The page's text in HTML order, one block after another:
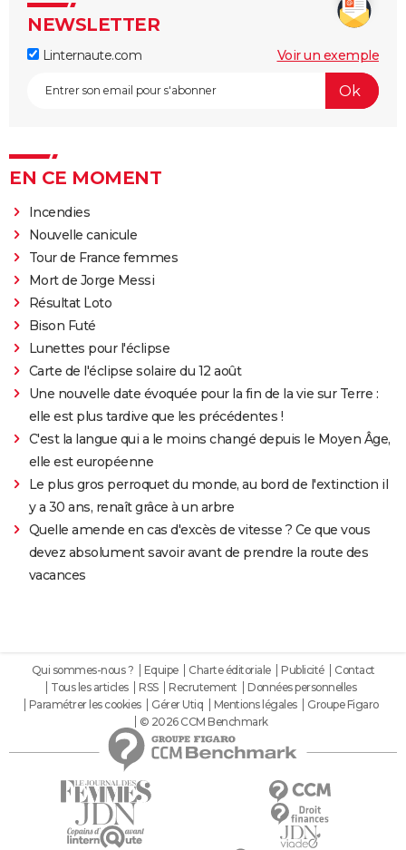
NEWSLETTER
Linternaute.com Voir un exemple
EN CE MOMENT
Incendies
Nouvelle canicule
Tour de France femmes
Mort de Jorge Messi
Résultat Loto
Bison Futé
Lunettes pour l'éclipse
Carte de l'éclipse solaire du 12 août
Une nouvelle date évoquée pour la fin de la vie sur Terre :
elle est plus tardive que les précédentes !
C'est la langue qui a le moins changé depuis le Moyen Âge,
elle est européenne
Le plus gros perroquet du monde, au bord de l'extinction il
y a 30 ans, renaît grâce à un arbre
Quelle amende en cas d'excès de vitesse ? Ce que vous
devez absolument savoir avant de prendre la route des
vacances
Qui sommes-nous ? Equipe Charte éditoriale Publicité
Contact
Tous les articles
RSS Recrutement
Données personnelles
Paramétrer les cookies
Gérer Utiq Mentions légales
Groupe Figaro
© 2026 CCM Benchmark